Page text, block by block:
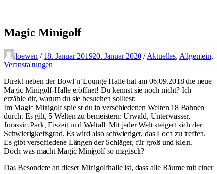
Magic Minigolf
jloewen / 18. Januar 201920. Januar 2020 / Aktuelles, Allgemein,
Veranstaltungen
Direkt neben der Bowl’n’Lounge Halle hat am 06.09.2018 die neue
Magic Minigolf-Halle eröffnet! Du kennst sie noch nicht? Ich
erzähle dir, warum du sie besuchen solltest:
Im Magic Minigolf spielst du in verschiedenen Welten 18 Bahnen
durch. Es gilt, 5 Welten zu bemeistern: Urwald, Unterwasser,
Jurassic-Park, Eiszeit und Weltall. Mit jeder Welt steigert sich der
Schwierigkeitsgrad. Es wird also schwieriger, das Loch zu treffen.
Es gibt verschiedene Längen der Schläger, für groß und klein.
Doch was macht Magic Minigolf so magisch?
Das Besondere an dieser Minigolfhalle ist, dass alle Räume mit einer